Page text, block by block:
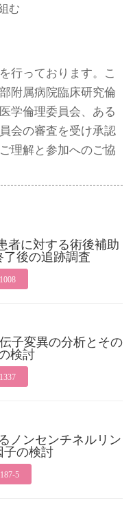
む
行っております。こ
附属病院臨床研究倫
学倫理委員会、ある
会の審査を受け承認
理解と参加へのご協
者に対する術後補助
後の追跡調査
子変異の分析とその
検討
ノンセンチネルリン
子の検討
5